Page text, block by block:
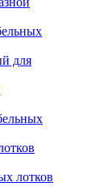
для
лотков